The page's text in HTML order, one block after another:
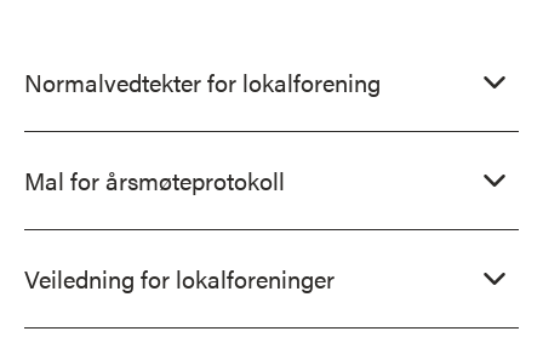
Normalvedtekter for lokalforening
Mal for årsmøteprotokoll
Veiledning for lokalforeninger